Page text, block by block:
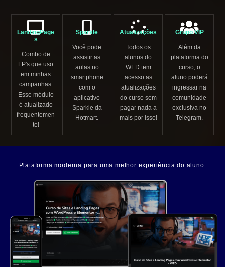
LandingPage
s
Combo de
LP's que uso
em minhas
campanhas.
Esse módulo
é atualizado
frequentemen
te!
Sparkle
Você pode
assistir as
aulas no
smartphone
com o
aplicativo
Sparkle da
Hotmart.
Atualizações
Todos os
alunos do
WED tem
acesso as
atualizações
do curso sem
pagar nada a
mais por isso!
Grupo VIP
Além da
plataforma do
curso, o
aluno poderá
ingressar na
comunidade
exclusiva no
Telegram.
Plataforma moderna para uma melhor experiência do aluno.